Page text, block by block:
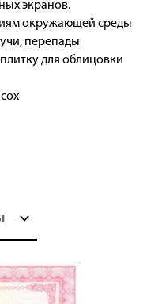
экранов.
окружающей среды
перепады
для облицовки